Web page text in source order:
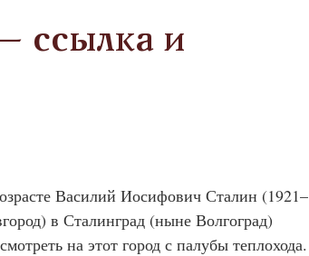
ссылка и
Василий Иосифович Сталин (1921–
в Сталинград (ныне Волгоград)
на этот город с палубы теплохода.